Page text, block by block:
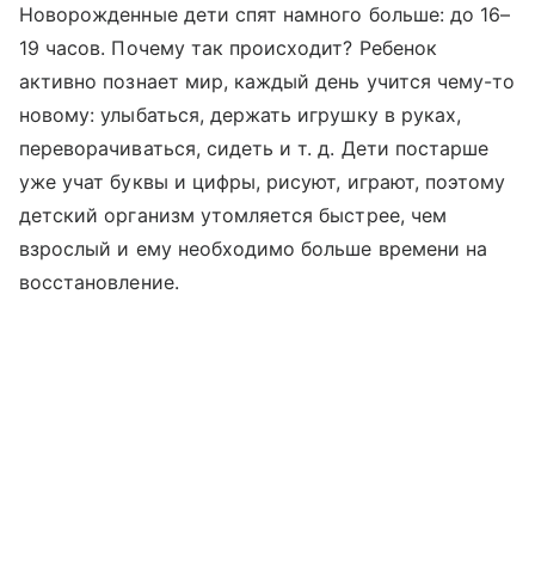
Новорожденные дети спят намного больше: до 16–
19 часов. Почему так происходит? Ребенок
активно познает мир, каждый день учится чему-то
новому: улыбаться, держать игрушку в руках,
переворачиваться, сидеть и т. д. Дети постарше
уже учат буквы и цифры, рисуют, играют, поэтому
детский организм утомляется быстрее, чем
взрослый и ему необходимо больше времени на
восстановление.